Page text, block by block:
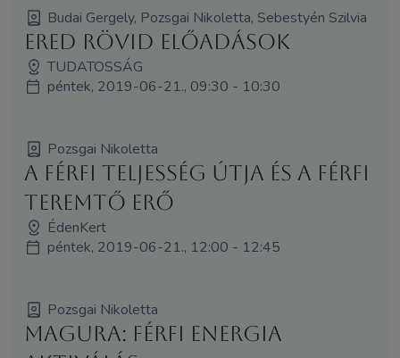
Budai Gergely, Pozsgai Nikoletta, Sebestyén Szilvia
ERED rövid előadások
TUDATOSSÁG
péntek, 2019-06-21., 09:30 - 10:30
Pozsgai Nikoletta
A férfi teljesség útja és a férfi
teremtő erő
ÉdenKert
péntek, 2019-06-21., 12:00 - 12:45
Pozsgai Nikoletta
Magura: Férfi Energia